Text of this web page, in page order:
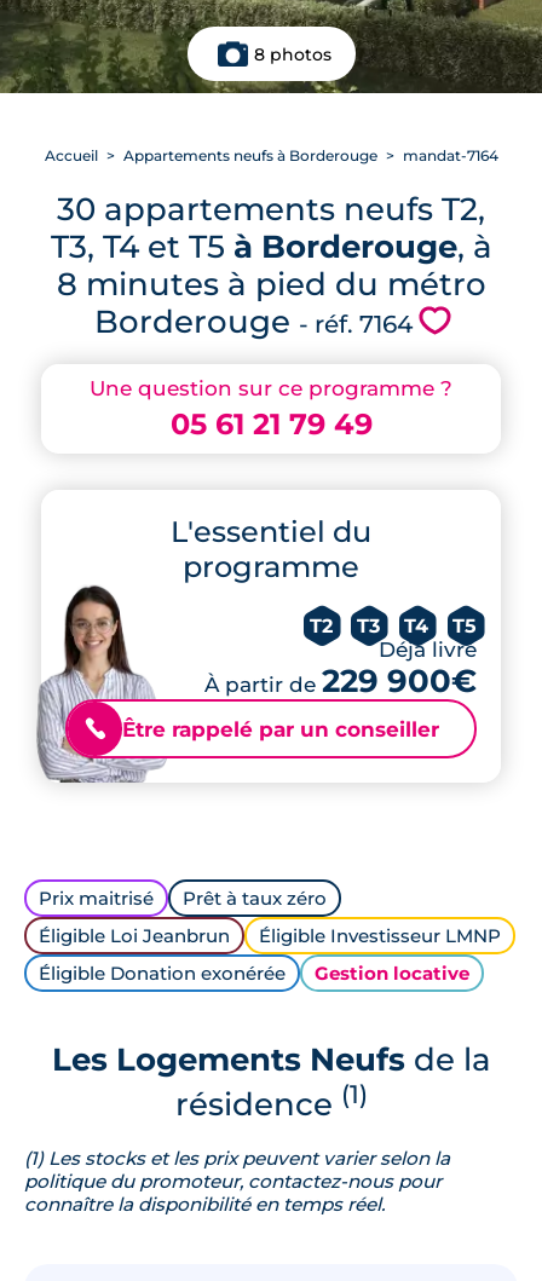
8 photos
Une question sur ce programme ?
05 61 21 79 49
L'essentiel du
programme
T2 T3 T4 T5
Déjà livré
À partir de 229 900€
📞 Être rappelé par un conseiller
Accueil Appartements neufs à Borderouge mandat-7164
30 appartements neufs T2,
T3, T4 et T5 à Borderouge, à
8 minutes à pied du métro
Borderouge - réf. 7164 💗
Prix maitrisé
Prêt à taux zéro
Éligible Loi Jeanbrun
Éligible Investisseur LMNP
Éligible Donation exonérée
Gestion locative
Les Logements Neufsde la
résidence (1)
(1) Les stocks et les prix peuvent varier selon la
politique du promoteur, contactez-nous pour
connaître la disponibilité en temps réel.